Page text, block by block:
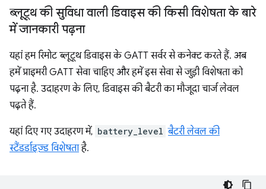
ब्लूटूथ की सुविधा वाली डिवाइस की किसी विशेषता के बारे
में जानकारी पढ़ना
यहां हम रिमोट ब्लूटूथ डिवाइस के GATT सर्वर से कनेक्ट करते हैं. अब
हमें प्राइमरी GATT सेवा चाहिए और हमें इस सेवा से जुड़ी विशेषता को
पढ़ना है. उदाहरण के लिए, डिवाइस की बैटरी का मौजूदा चार्ज लेवल
पढ़ते हैं.
यहां दिए गए उदाहरण में, battery_level बैटरी लेवल की
स्टैंडर्डाइज़्ड विशेषताहै.